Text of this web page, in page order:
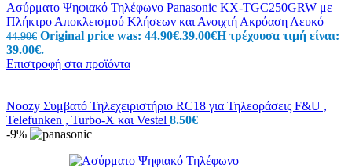
Ασύρματο Ψηφιακό Τηλέφωνο Panasonic KX-TGC250GRW με
Πλήκτρο Αποκλεισμού Κλήσεων και Ανοιχτή Ακρόαση Λευκό
44.90€ Original price was: 44.90€.39.00€Η τρέχουσα τιμή είναι:
39.00€.
Επιστροφή στα προϊόντα
Noozy Συμβατό Τηλεχειριστήριο RC18 για Τηλεοράσεις F&U ,
Telefunken , Turbo-X και Vestel 8.50€
-9%